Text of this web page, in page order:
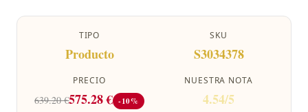
TIPO
Producto
SKU
S3034378
PRECIO
639.20 €575.28 € -10%
NUESTRA NOTA
4.54/5